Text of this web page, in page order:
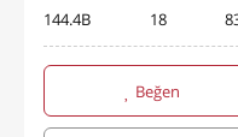
144.4B 18
Beğen